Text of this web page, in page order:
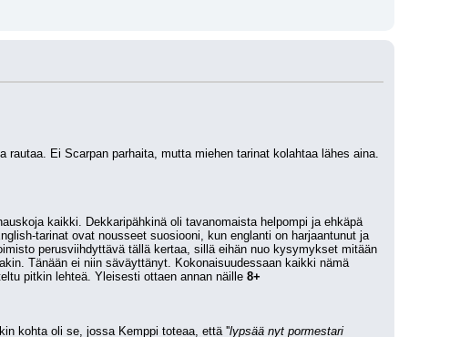
Ei Scarpan parhaita, mutta miehen tarinat kolahtaa lähes aina.
kaikki. Dekkaripähkinä oli tavanomaista helpompi ja ehkäpä
tarinat ovat nousseet suosiooni, kun englanti on harjaantunut ja
perusviihdyttävä tällä kertaa, sillä eihän nuo kysymykset mitään
Tänään ei niin säväyttänyt. Kokonaisuudessaan kaikki nämä
pitkin lehteä. Yleisesti ottaen annan näille 8+
kohta oli se, jossa Kemppi toteaa, että ''lypsää nyt pormestari